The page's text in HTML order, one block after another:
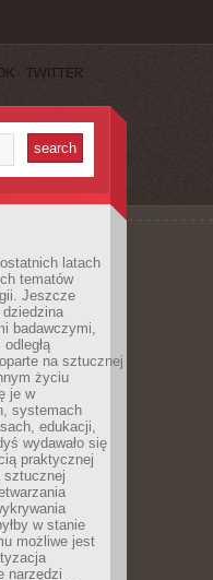
TWITTER
latach
tematów
Jeszcze
dziedzina
badawczymi,
na sztucznej
życiu
je w
systemach
edukacji,
wydawało się
praktycznej
sztucznej
w stanie
możliwe jest
narzędzi